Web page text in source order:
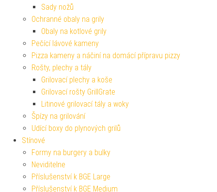
Sady nožů
Ochranné obaly na grily
Obaly na kotlové grily
Pečící lávové kameny
Pizza kameny a náčiní na domácí přípravu pizzy
Rošty, plechy a tály
Grilovací plechy a koše
Grilovací rošty GrillGrate
Litinové grilovací tály a woky
Špízy na grilování
Udící boxy do plynových grilů
Stínové
Formy na burgery a bulky
Neviditelne
Příslušenství k BGE Large
Příslušenství k BGE Medium